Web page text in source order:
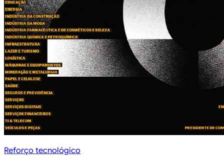
Reforço tecnológico